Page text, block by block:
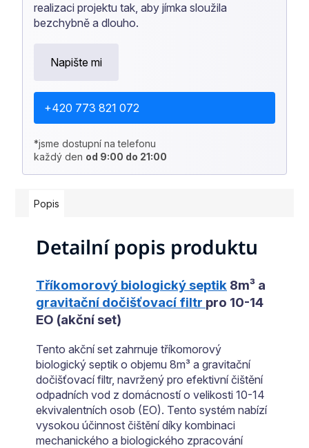
realizaci projektu tak, aby jímka sloužila
bezchybně a dlouho.
+420 773 821 072
Napište mi
*jsme dostupní na telefonu
každý den od 9:00 do 21:00
Popis
Detailní popis produktu
Tříkomorový biologický septik 8m³ a
gravitační dočišťovací filtr pro 10-14
EO (akční set)
Tento akční set zahrnuje tříkomorový
biologický septik o objemu 8m³ a gravitační
dočišťovací filtr, navržený pro efektivní čištění
odpadních vod z domácností o velikosti 10-14
ekvivalentních osob (EO). Tento systém nabízí
vysokou účinnost čištění díky kombinaci
mechanického a biologického zpracování